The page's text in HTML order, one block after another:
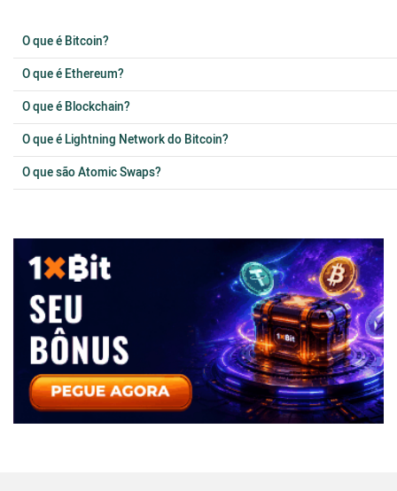
O que é Bitcoin?
O que é Ethereum?
O que é Blockchain?
O que é Lightning Network do Bitcoin?
O que são Atomic Swaps?